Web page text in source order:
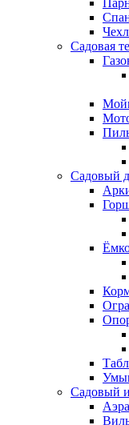
Садовая
Садовый
Садовый